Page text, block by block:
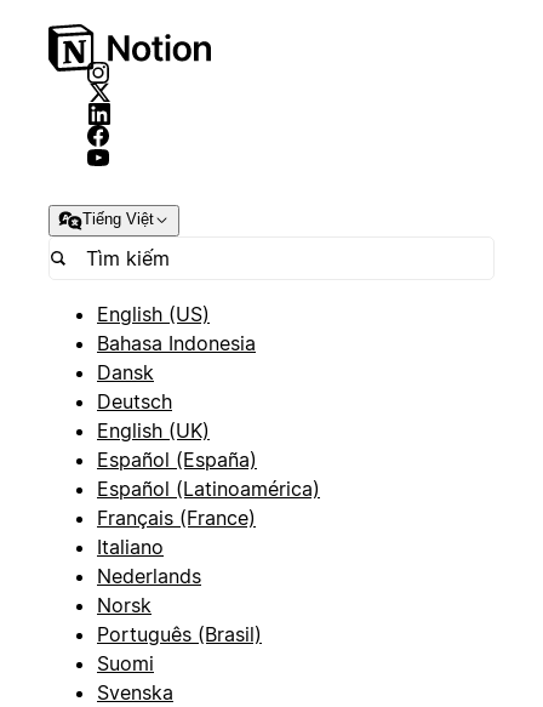
Tiếng Việt
English (US)
Bahasa Indonesia
Dansk
Deutsch
English (UK)
Español (España)
Español (Latinoamérica)
Français (France)
Italiano
Nederlands
Norsk
Português (Brasil)
Suomi
Svenska